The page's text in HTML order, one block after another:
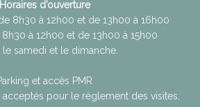
Horaires d’ouverture
8h30 à 12h00 et de 13h00 à 16h00
à 12h00 et de 13h00 à 15h00
le samedi et le dimanche.
et accès PMR
acceptés pour le règlement des visites.